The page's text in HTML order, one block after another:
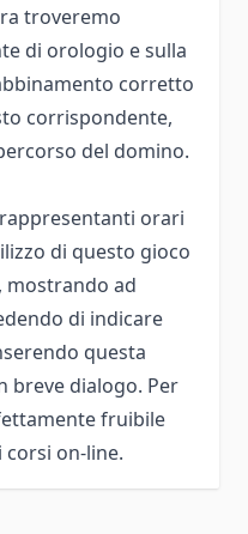
troveremo
di orologio e sulla
corretto
corrispondente,
del domino.
orari
di questo gioco
mostrando ad
di indicare
questa
breve dialogo. Per
fruibile
on-line.